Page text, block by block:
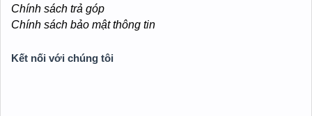
Chính sách trả góp
Chính sách bảo mật thông tin
Kết nối với chúng tôi